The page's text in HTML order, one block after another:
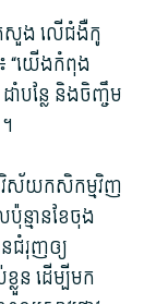
សួង លើ​ជំងឺ​កូ​
“យើង​កំពុង​
ាំ​បន្លែ និង​ចិញ្ចឹម​
វិស័យ​កសិកម្ម​វិញ
ន្មាន​ខែ​ចុង
ជំរុញ​ឲ្យ​
លួន ដើម្បី​មក​